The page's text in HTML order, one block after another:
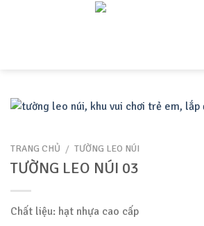
TRANG CHỦ / TƯỜNG LEO NÚI
TƯỜNG LEO NÚI 03
Chất liệu: hạt nhựa cao cấp